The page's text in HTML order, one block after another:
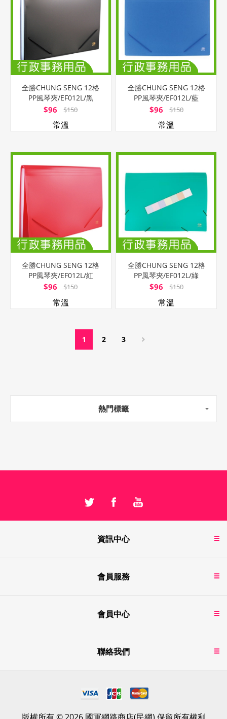
全勝CHUNG SENG 12格
PP風琴夾/EF012L/黑
$96 $150
常溫
全勝CHUNG SENG 12格
PP風琴夾/EF012L/藍
$96 $150
常溫
全勝CHUNG SENG 12格
PP風琴夾/EF012L/紅
$96 $150
常溫
全勝CHUNG SENG 12格
PP風琴夾/EF012L/綠
$96 $150
常溫
1 2 3
熱門標籤
資訊中心
會員服務
會員中心
聯絡我們